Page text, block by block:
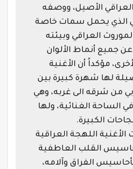
الأصيل، ووصفه
الذي يحمل سمات خاصة
العراقي وبيئته
جميع أنماط الألوان
مؤكداً أن الأغنية
لها شهرة كبيرة بين
من شرقه الى غربه، وهي
الساحة الغنائية، ولها
الكبيرة.
اللهجة العراقية
القلب العاطفية
الفراق وآلامه،